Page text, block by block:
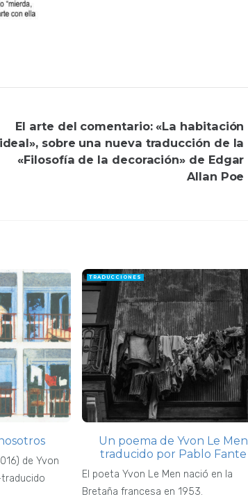
El arte del comentario: «La habitación
ideal», sobre una nueva traducción de la
«Filosofía de la decoración» de Edgar
Allan Poe
de Yvon
TRADUCCIONES
Un poema de Yvon Le Men
traducido por Pablo Fante
El poeta Yvon Le Men nació en la
Bretaña francesa en 1953.